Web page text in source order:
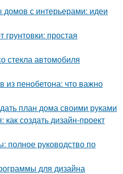
с интерьерами: идеи
грунтовки: простая
стекла автомобиля
пенобетона: что важно
план дома своими руками
создать дизайн-проект
полное руководство по
для дизайна